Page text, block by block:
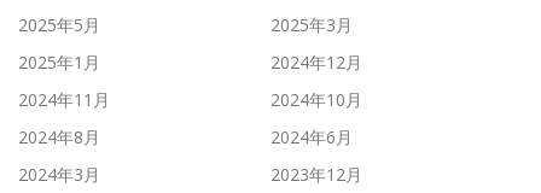
2025年5月
2025年3月
2025年1月
2024年12月
2024年11月
2024年10月
2024年8月
2024年6月
2024年3月
2023年12月